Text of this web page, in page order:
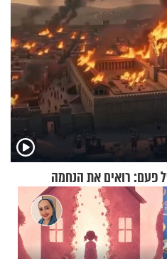
פעם: רואים את הנחמה